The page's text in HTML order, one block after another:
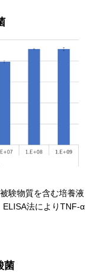
験物質を含む培養液
ELISA法によりTNF-α
菌